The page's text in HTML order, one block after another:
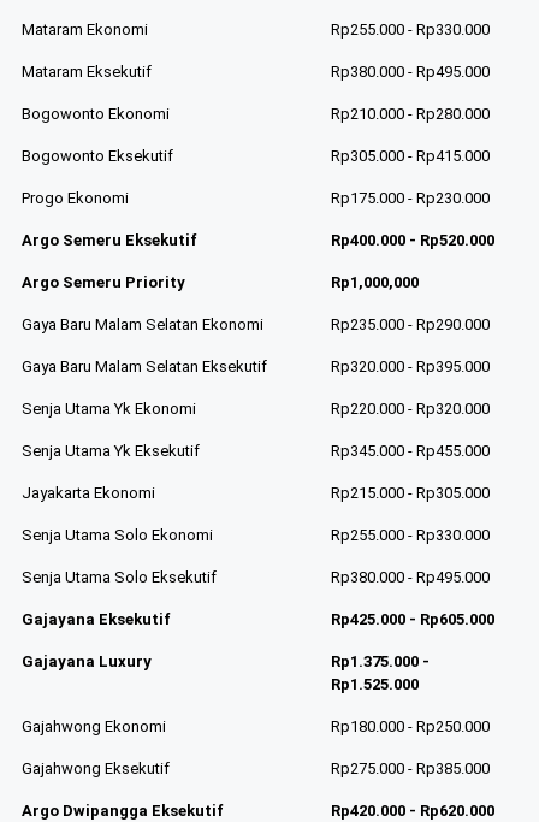
Mataram Ekonomi Rp255.000 - Rp330.000
Mataram Eksekutif Rp380.000 - Rp495.000
Bogowonto Ekonomi Rp210.000 - Rp280.000
Bogowonto Eksekutif Rp305.000 - Rp415.000
Progo Ekonomi Rp175.000 - Rp230.000
Argo Semeru Eksekutif Rp400.000 - Rp520.000
Argo Semeru Priority Rp1,000,000
Gaya Baru Malam Selatan Ekonomi Rp235.000 - Rp290.000
Gaya Baru Malam Selatan Eksekutif Rp320.000 - Rp395.000
Senja Utama Yk Ekonomi Rp220.000 - Rp320.000
Senja Utama Yk Eksekutif Rp345.000 - Rp455.000
Jayakarta Ekonomi Rp215.000 - Rp305.000
Senja Utama Solo Ekonomi Rp255.000 - Rp330.000
Senja Utama Solo Eksekutif Rp380.000 - Rp495.000
Gajayana Eksekutif Rp425.000 - Rp605.000
Gajayana Luxury
Rp1.375.000 -
Rp1.525.000
Gajahwong Ekonomi Rp180.000 - Rp250.000
Gajahwong Eksekutif Rp275.000 - Rp385.000
Argo Dwipangga Eksekutif Rp420.000 - Rp620.000